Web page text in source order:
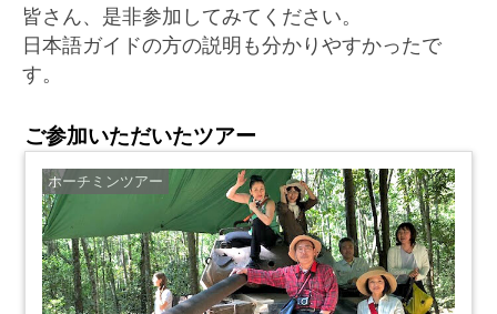
皆さん、是非参加してみてください。
日本語ガイドの方の説明も分かりやすかったで
す。
ご参加いただいたツアー
ホーチミンツアー